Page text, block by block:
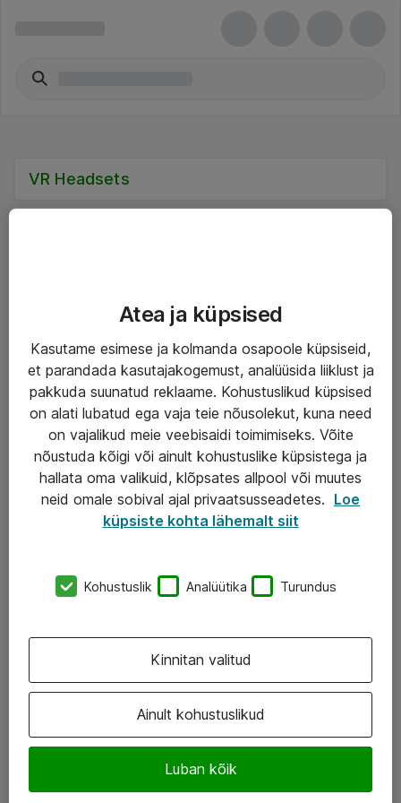
VR Headsets
IT taristu
Haldusteenused
Garantii
Turva- ja nõrkvoolulahendused
AS ATEA
Atea kontaktid
Jälgi meid
LinkedIn
Atea ja küpsised
Kasutame esimese ja kolmanda osapoole küpsiseid,
et parandada kasutajakogemust, analüüsida liiklust ja
pakkuda suunatud reklaame. Kohustuslikud küpsised
on alati lubatud ega vaja teie nõusolekut, kuna need
on vajalikud meie veebisaidi toimimiseks. Võite
nõustuda kõigi või ainult kohustuslike küpsistega ja
hallata oma valikuid, klõpsates allpool või muutes
neid omale sobival ajal privaatsusseadetes. Loe
küpsiste kohta lähemalt siit
Kohustuslik Analüütika Turundus
Ainult kohustuslikud
Luban kõik
Kinnitan valitud